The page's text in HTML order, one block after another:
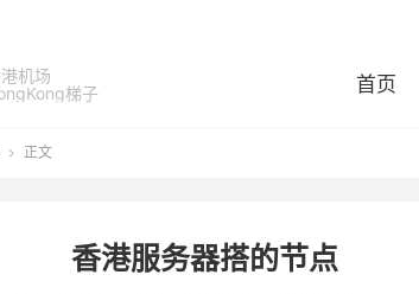
机场
梯子
首页
 正文
香港服务器搭的节点